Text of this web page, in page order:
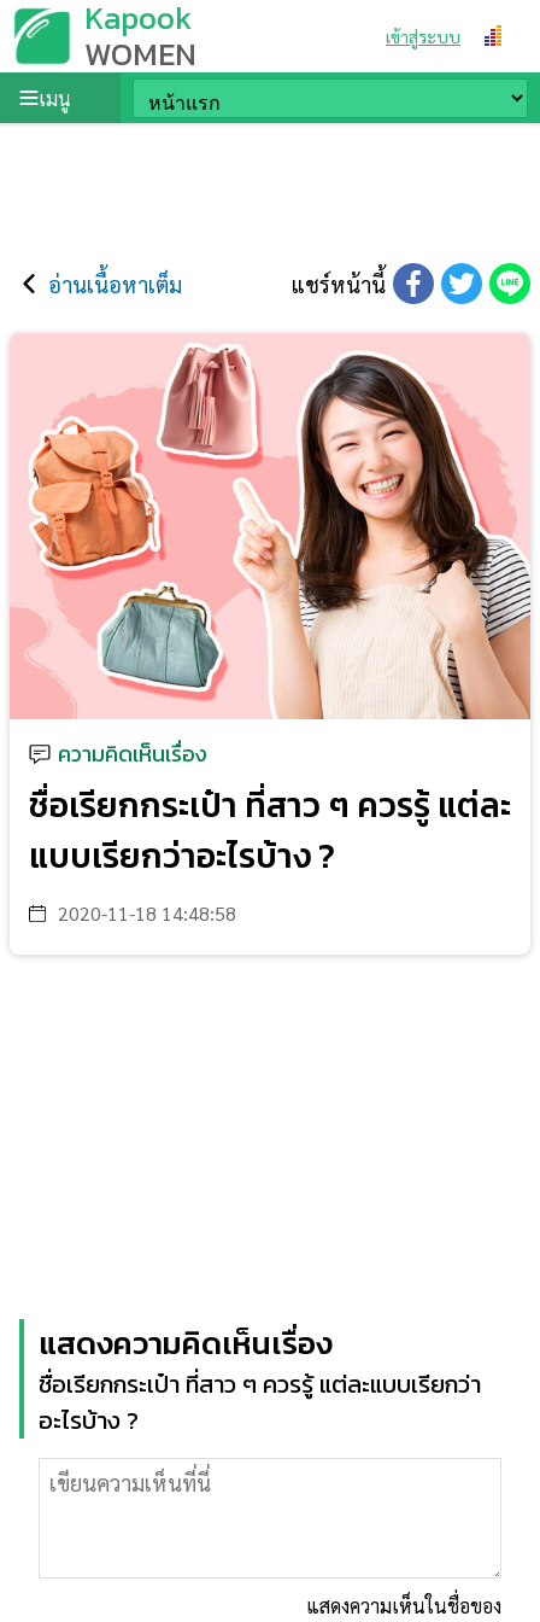
Kapook
WOMEN เข้าสู่ระบบ
เมนู
อ่านเนื้อหาเต็ม แชร์หน้านี้
ความคิดเห็นเรื่อง
ชื่อเรียกกระเป๋า ที่สาว ๆ ควรรู้ แต่ละ
แบบเรียกว่าอะไรบ้าง ?
2020-11-18 14:48:58
แสดงความคิดเห็นเรื่อง
ชื่อเรียกกระเป๋า ที่สาว ๆ ควรรู้ แต่ละแบบเรียกว่า
อะไรบ้าง ?
แสดงความเห็นในชื่อของ